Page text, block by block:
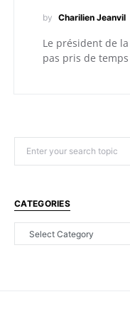
by Charilien Jeanvil
Le président de
pas pris de
CATEGORIES